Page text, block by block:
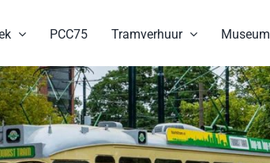
PCC75 Tramverhuur Museum